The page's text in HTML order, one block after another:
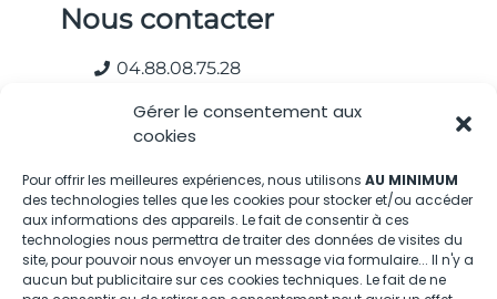
Gérer le consentement aux
cookies
Pour offrir les meilleures expériences, nous utilisons AU MINIMUM
des technologies telles que les cookies pour stocker et/ou accéder
aux informations des appareils. Le fait de consentir à ces
technologies nous permettra de traiter des données de visites du
site, pour pouvoir nous envoyer un message via formulaire... Il n'y a
aucun but publicitaire sur ces cookies techniques. Le fait de ne
Nous contacter
04.88.08.75.28
Kit média Bleu Tomate
Nous suivre